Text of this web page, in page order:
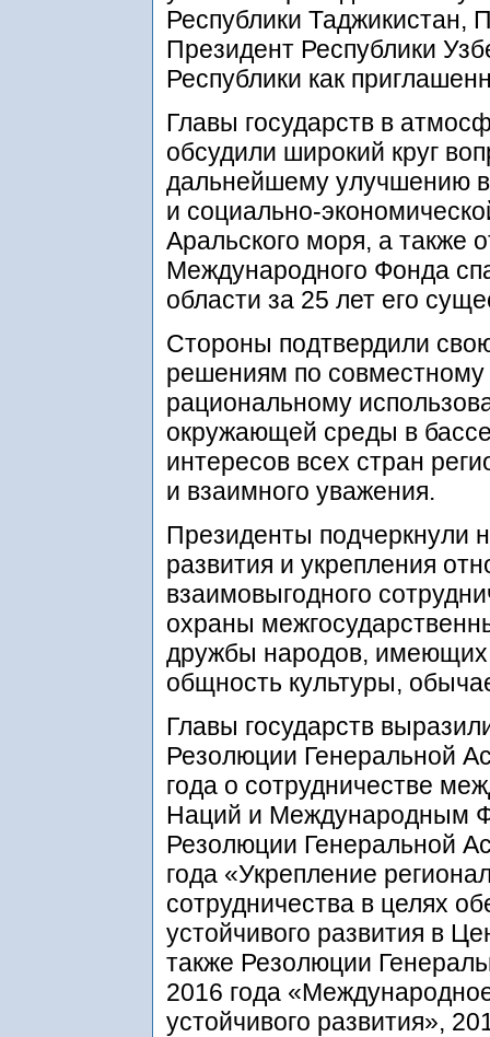
Республики Таджикистан,
Президент Республики
Республики как
Главы государств в
обсудили широкий круг
дальнейшему улучшению
и социально-
Аральского моря, а также
Международного Фонда
области за 25 лет его
Стороны подтвердили
решениям по
рациональному
окружающей среды в
интересов всех стран
и взаимного уважения.
Президенты подчеркнули
развития и укрепления
взаимовыгодного
охраны
дружбы народов, имеющих
общность культуры,
Главы государств
Резолюции Генеральной
года о сотрудничестве
Наций и Международным
Резолюции Генеральной
года «Укрепление
сотрудничества в целях
устойчивого развития в
также Резолюции
2016 года
устойчивого развития»,